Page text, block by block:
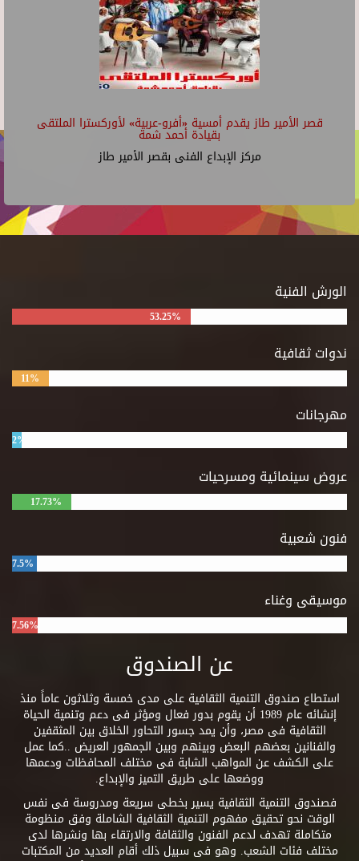
قصر الأمير طاز يقدم أمسية «أفرو-عربية» لأوركسترا الملتقى
بقيادة أحمد شمة
مركز الإبداع الفنى بقصر الأمير طاز
الورش الفنية
53.25%
ندوات ثقافية
11%
مهرجانات
2%
عروض سينمائية ومسرحيات
17.73%
فنون شعبية
7.5%
موسيقى وغناء
7.56%
عن الصندوق
استطاع صندوق التنمية الثقافية على مدى خمسة وثلاثون عاماً منذ
إنشائه عام 1989 أن يقوم بدور فعال ومؤثر فى دعم وتنمية الحياة
الثقافية فى مصر، وأن يمد جسور التحاور الخلاق بين المثقفين
والفنانين بعضهم البعض وبينهم وبين الجمهور العريض ..كما عمل
على الكشف عن المواهب الشابة فى مختلف المحافظات ودعمها
ووضعها على طريق التميز والإبداع.
فصندوق التنمية الثقافية يسير بخطى سريعة ومدروسة فى نفس
الوقت نحو تحقيق مفهوم التنمية الثقافية الشاملة وفق منظومة
متكاملة تهدف لدعم الفنون والثقافة والارتقاء بها ونشرها لدى
مختلف فئات الشعب. وهو فى سبيل ذلك أقام العديد من المكتبات